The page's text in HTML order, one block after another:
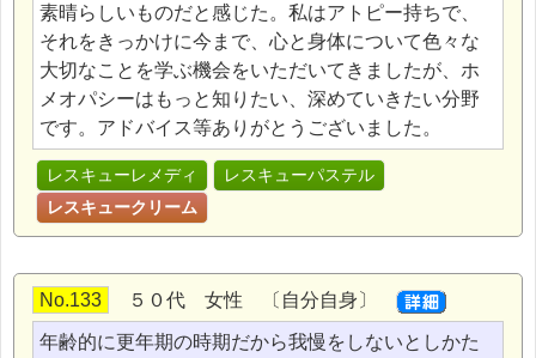
素晴らしいものだと感じた。私はアトピー持ちで、
それをきっかけに今まで、心と身体について色々な
大切なことを学ぶ機会をいただいてきましたが、ホ
メオパシーはもっと知りたい、深めていきたい分野
です。アドバイス等ありがとうございました。
レスキューレメディ
レスキューパステル
レスキュークリーム
No.133 ５０代 女性 〔自分自身〕
年齢的に更年期の時期だから我慢をしないとしかた